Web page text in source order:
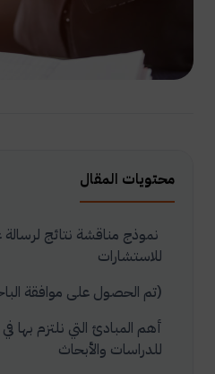
محتويات المقال
نموذج مناقشة نتائج لرسالة
للاستشارات
​(تم الحصول على موافقة
أهم المبادئ التي نلتزم بها
للدراسات والأبحاث